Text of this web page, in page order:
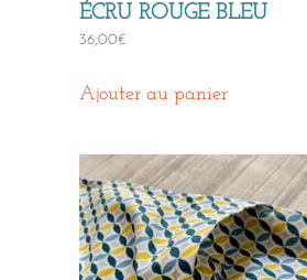
ÉCRU ROUGE BLEU
36,00€
Ajouter au panier